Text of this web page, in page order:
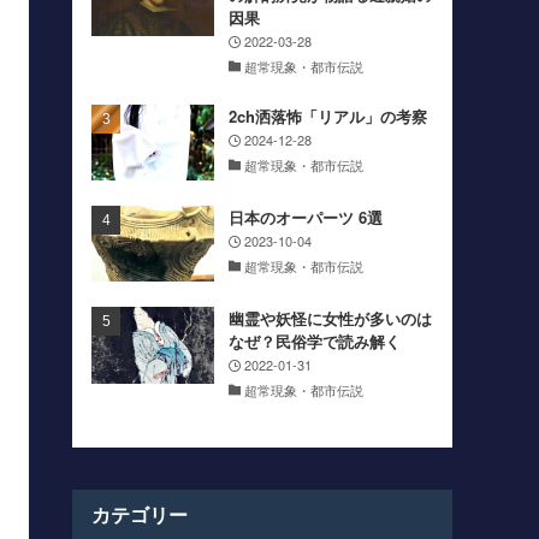
因果
2022-03-28
超常現象・都市伝説
2ch洒落怖「リアル」の考察
2024-12-28
超常現象・都市伝説
日本のオーパーツ 6選
2023-10-04
超常現象・都市伝説
幽霊や妖怪に女性が多いのは
なぜ？民俗学で読み解く
2022-01-31
超常現象・都市伝説
カテゴリー